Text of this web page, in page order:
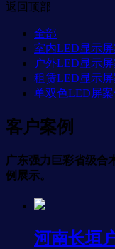
返回顶部
全部
室内LED显示屏
户外LED显示屏
租赁LED显示屏
单双色LED屏案
客户案例
广东强力巨彩省级合
例展示。
河南长垣